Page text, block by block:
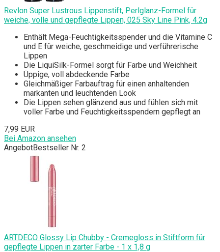
Revlon Super Lustrous Lippenstift, Perlglanz-Formel für
weiche, volle und gepflegte Lippen, 025 Sky Line Pink, 4.2g
Enthält Mega-Feuchtigkeitsspender und die Vitamine C
und E für weiche, geschmeidige und verführerische
Lippen
Die LiquiSilk-Formel sorgt für Farbe und Weichheit
Üppige, voll abdeckende Farbe
Gleichmäßiger Farbauftrag für einen anhaltenden
markanten und leuchtenden Look
Die Lippen sehen glänzend aus und fühlen sich mit
voller Farbe und Feuchtigkeitsspendern gepflegt an
7,99 EUR
Bei Amazon ansehen
AngebotBestseller Nr. 2
ARTDECO Glossy Lip Chubby - Cremegloss in Stiftform für
gepflegte Lippen in zarter Farbe - 1 x 1,8 g